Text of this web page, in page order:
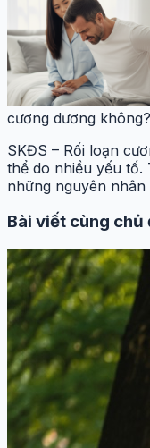
cương dương không?
SKĐS – Rối loạn
thể do nhiều yếu
những nguyên
Bài viết cùng chủ